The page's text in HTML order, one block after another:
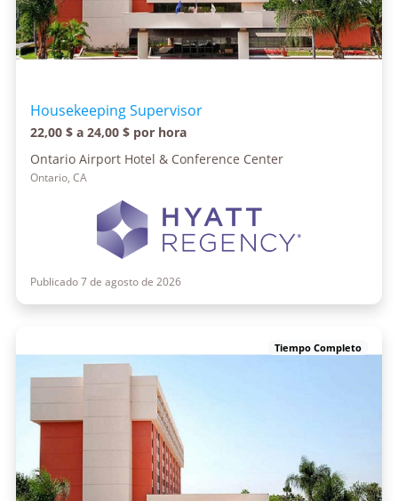
Housekeeping Supervisor
22,00 $ a 24,00 $ por hora
Ontario Airport Hotel & Conference Center
Ontario, CA
Publicado 7 de agosto de 2026
Tiempo Completo